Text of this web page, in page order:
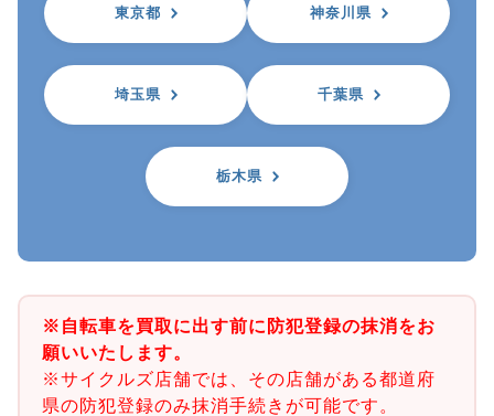
東京都 神奈川県
埼玉県 千葉県
栃木県
※自転車を買取に出す前に防犯登録の抹消をお
願いいたします。
※サイクルズ店舗では、その店舗がある都道府
県の防犯登録のみ抹消手続きが可能です。